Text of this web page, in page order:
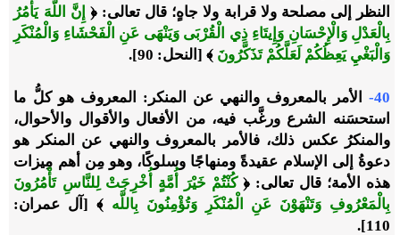
النظر إلى مصلحة ولا قرابة ولا جاهٍ؛ قال تعالى: ﴿ إِنَّ اللَّهَ يَأْمُرُ
بِالْعَدْلِ وَالْإِحْسَانِ وَإِيتَاءِ ذِي الْقُرْبَى وَيَنْهَى عَنِ الْفَحْشَاءِ وَالْمُنْكَرِ
وَالْبَغْيِ يَعِظُكُمْ لَعَلَّكُمْ تَذَكَّرُونَ ﴾ [النحل: 90].
40-
الأمر بالمعروف والنهي عن المنكر: المعروف هو كلُّ ما
استحسَنه الشرع ورغَّب فيه، من الأفعال والأقوال والأحوال،
والمنكرُ عكس ذلك، فالأمر بالمعروف والنهي عن المنكر هو
دعوةُ إلى
الإسلام عقيدةً ومنهاجًا وسلوكًا، وهو مِن أهم مِيزات
هذه الأمة؛ قال تعالى: ﴿كُنْتُمْ خَيْرَ أُمَّةٍ أُخْرِجَتْ لِلنَّاسِ تَأْمُرُونَ
بِالْمَعْرُوفِ وَتَنْهَوْنَ عَنِ الْمُنْكَرِ وَتُؤْمِنُونَ بِاللَّه ﴾ [آل عمران:
110].